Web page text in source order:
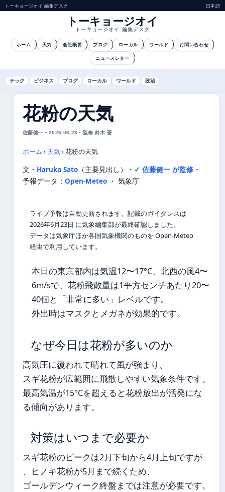
トーキョージオイ 編集デスク 日本語
トーキョージオイ
トーキョージオイ 編集デスク
ホーム 天気 会社概要 ブログ ローカル ワールド お問い合わせ
ニュースレター
テック ビジネス ブログ ローカル ワールド 政治
花粉の天気
佐藤健一 • 2026-06-23 • 監修 鈴木 蒼
ホーム › 天気›花粉の天気
文・ Haruka Sato （主要見出し） ・ 佐藤健一 が監修 ・
予報データ： Open-Meteo ・ 気象庁
ライブ予報は自動更新されます。記載のガイダンスは
2026年6月23日 に気象編集部が最終確認しました。
データは気象庁ほか各国気象機関のものを Open-Meteo
経由で利用しています。
本日の東京都内は気温12〜17°C、北西の風4〜
6m/sで、花粉飛散量は1平方センチあたり20〜
40個と「非常に多い」レベルです。
外出時はマスクとメガネが効果的です。
なぜ今日は花粉が多いのか
高気圧に覆われて晴れて風が強まり、
スギ花粉が広範囲に飛散しやすい気象条件です。
最高気温が15°Cを超えると花粉放出が活発にな
る傾向があります。
対策はいつまで必要か
スギ花粉のピークは2月下旬から4月上旬ですが
、ヒノキ花粉が5月まで続くため、
ゴールデンウィーク終盤までは注意が必要です。